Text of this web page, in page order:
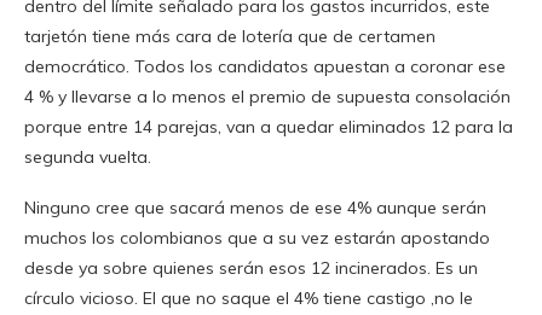
dentro del límite señalado para los gastos incurridos, este
tarjetón tiene más cara de lotería que de certamen
democrático. Todos los candidatos apuestan a coronar ese
4 % y llevarse a lo menos el premio de supuesta consolación
porque entre 14 parejas, van a quedar eliminados 12 para la
segunda vuelta.
Ninguno cree que sacará menos de ese 4% aunque serán
muchos los colombianos que a su vez estarán apostando
desde ya sobre quienes serán esos 12 incinerados. Es un
círculo vicioso. El que no saque el 4% tiene castigo ,no le